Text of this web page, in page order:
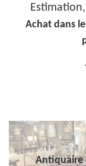
Achat dans
Antiquaire